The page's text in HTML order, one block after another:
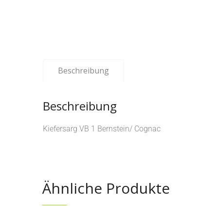
Beschreibung
Beschreibung
Kiefersarg VB 1 Bernstein/ Cognac
Ähnliche Produkte